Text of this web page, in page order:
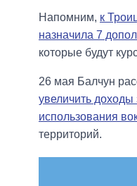
Напомним, к
назначила 7
которые будут
26 мая Балчун
увеличить доходы
использования
территорий.